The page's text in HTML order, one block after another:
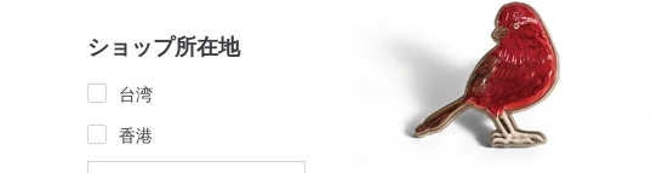
ショップ所在地
台湾
香港